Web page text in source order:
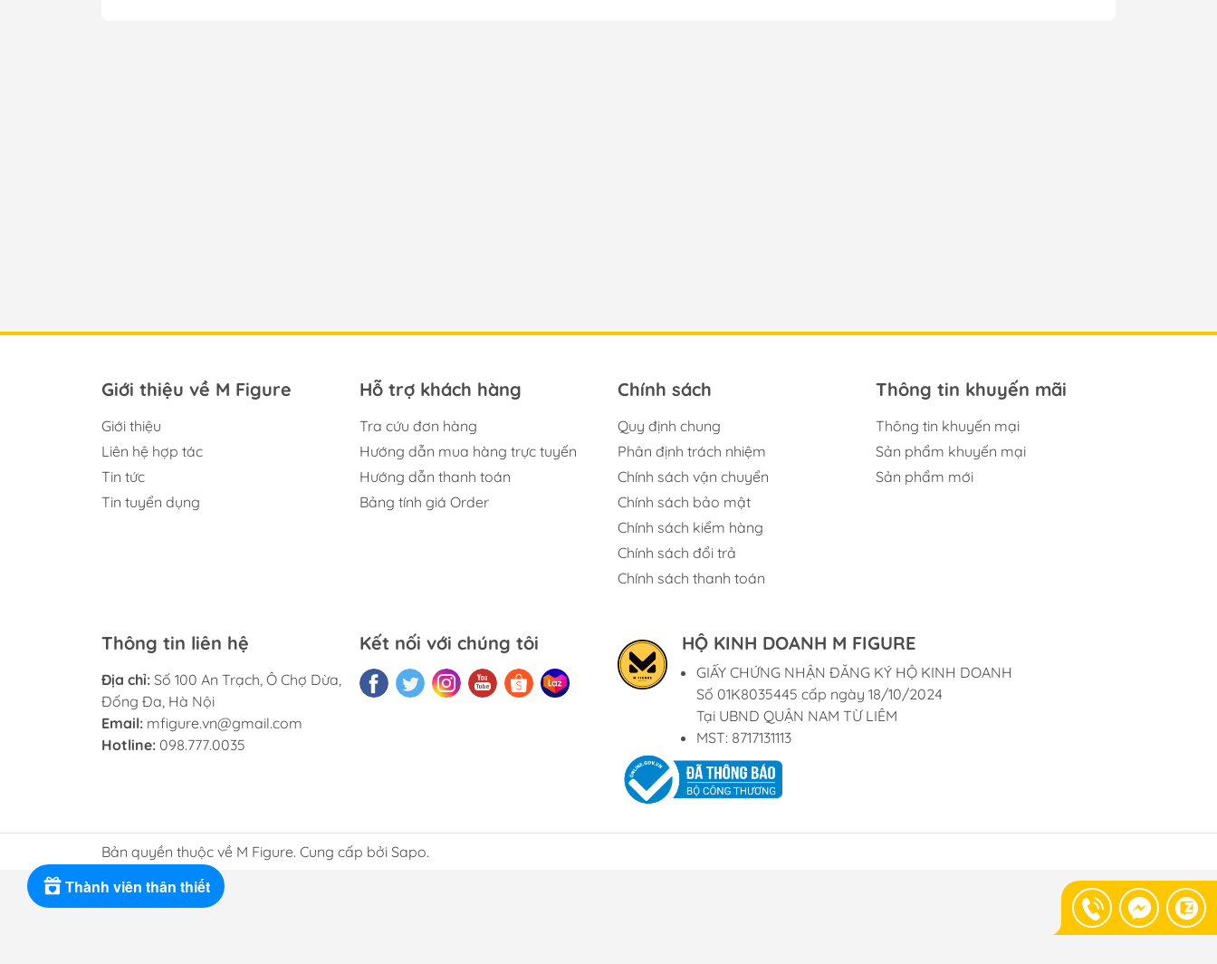
Giới thiệu về M Figure
Giới thiệu
Liên hệ hợp tác
Tin tức
Tin tuyển dụng
Hỗ trợ khách hàng
Tra cứu đơn hàng
Hướng dẫn mua hàng trực tuyến
Hướng dẫn thanh toán
Bảng tính giá Order
Chính sách
Quy định chung
Phân định trách nhiệm
Chính sách vận chuyển
Chính sách bảo mật
Chính sách kiểm hàng
Chính sách đổi trả
Chính sách thanh toán
Thông tin khuyến mãi
Thông tin khuyến mại
Sản phẩm khuyến mại
Sản phẩm mới
Thông tin liên hệ
Địa chỉ: Số 100 An Trạch, Ô Chợ Dừa,
Đống Đa, Hà Nội
Email: mfigure.vn@gmail.com
Hotline: 098.777.0035
Kết nối với chúng tôi HỘ KINH DOANH M FIGURE
GIẤY CHỨNG NHẬN ĐĂNG KÝ HỘ KINH DOANH
Số 01K8035445 cấp ngày 18/10/2024
Tại UBND QUẬN NAM TỪ LIÊM
MST: 8717131113
Bản quyền thuộc về M Figure. Cung cấp bởi Sapo.
Thành viên thân thiết